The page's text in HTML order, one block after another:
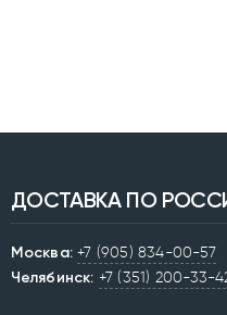
ДОСТАВКА ПО
Москва: +7 (905) 834-00-57
Челябинск: +7 (351) 200-33-